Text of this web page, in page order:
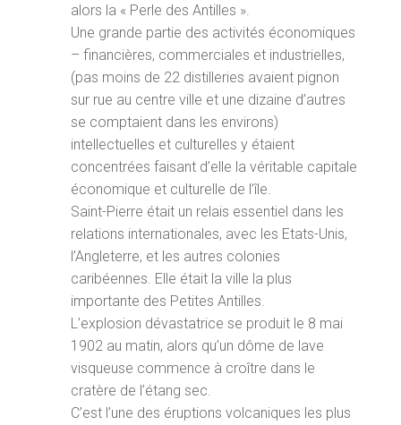
alors la « Perle des Antilles ».
Une grande partie des activités économiques
– financières, commerciales et industrielles,
(pas moins de 22 distilleries avaient pignon
sur rue au centre ville et une dizaine d’autres
se comptaient dans les environs)
intellectuelles et culturelles y étaient
concentrées faisant d’elle la véritable capitale
économique et culturelle de l’île.
Saint-Pierre était un relais essentiel dans les
relations internationales, avec les Etats-Unis,
l’Angleterre, et les autres colonies
caribéennes. Elle était la ville la plus
importante des Petites Antilles.
L’explosion dévastatrice se produit le 8 mai
1902 au matin, alors qu’un dôme de lave
visqueuse commence à croître dans le
cratère de l’étang sec.
C’est l’une des éruptions volcaniques les plus